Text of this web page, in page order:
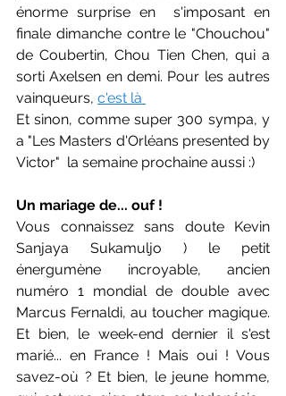
énorme surprise en  s'imposant en
finale dimanche contre le "Chouchou"
de Coubertin, Chou Tien Chen, qui a
sorti Axelsen en demi. Pour les autres
vainqueurs, c'est là
Et sinon, comme super 300 sympa, y
a "Les Masters d'Orléans presented by
Victor"  la semaine prochaine aussi :)
Un mariage de... ouf !
Vous connaissez sans doute Kevin
Sanjaya Sukamuljo ) le petit
énergumène incroyable, ancien
numéro 1 mondial de double avec
Marcus Fernaldi, au toucher magique.
Et bien, le week-end dernier il s'est
marié... en France ! Mais oui ! Vous
savez-où ? Et bien, le jeune homme,